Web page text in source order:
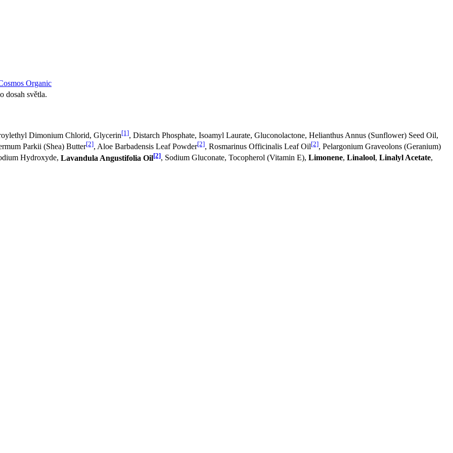
Organic
dosah světla.
Dimonium Chlorid, Glycerin[1], Distarch Phosphate, Isoamyl Laurate, Gluconolactone, Helianthus Annus (Sunflower) Seed Oil,
Parkii (Shea) Butter[2], Aloe Barbadensis Leaf Powder[2], Rosmarinus Officinalis Leaf Oil[2], Pelargonium Graveolons (Geranium)
Hydroxyde, Lavandula Angustifolia Oil[2], Sodium Gluconate, Tocopherol (Vitamin E), Limonene, Linalool, Linalyl Acetate,